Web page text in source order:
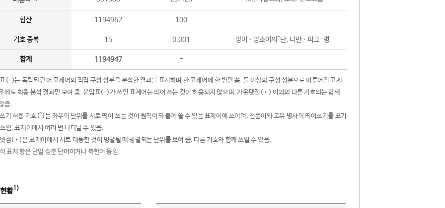
합산 1194962 100
기호 중복 15 0.001 망이ㆍ망소이의^난, 니만ㆍ피크-병
합계 1194947 -
(-)는 독립된 단어 표제어의 직접 구성 성분을 분석한 결과를 표시하며 한 표제어에 한 번만 씀. 둘 이상의 구성 성분으로 이루어진 표제
에도 최종 분석 결과만 보여 줌. 붙임표(-)가 쓰인 표제어는 띄어 쓰는 것이 허용되지 않으며, 가운뎃점(•) 이외의 다른 기호와는 함께
음.
기 허용 기호(^)는 좌우의 단위를 서로 띄어 쓰는 것이 원칙이되 붙여 쓸 수 있는 표제어에 쓰이며, 전문어와 고유 명사의 띄어쓰기를 표기
임. 표제어에서 여러 번 나타날 수 있음.
점(•)은 표제어에서 서로 대등한 것이 병렬될 때 병렬되는 단위를 보여 줌. 다른 기호와 함께 쓰일 수 있음.
표제 항은 단일 성분 단어이거나 북한어 등임.
황1)